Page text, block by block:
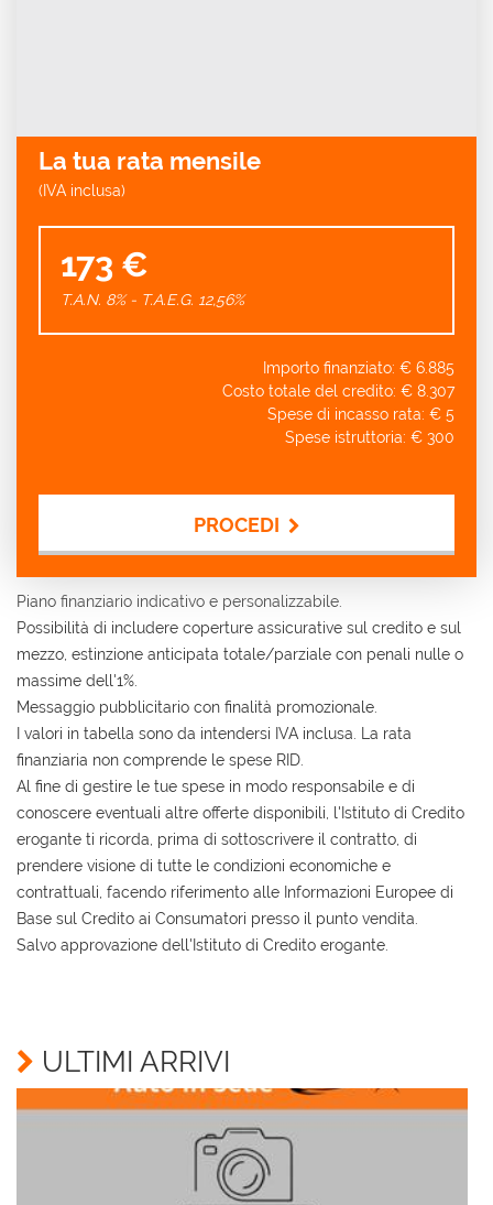
La tua rata mensile
(IVA inclusa)
173 €
T.A.N. 8% - T.A.E.G. 12,56%
Importo finanziato: € 6.885
Costo totale del credito: € 8.307
Spese di incasso rata: € 5
Spese istruttoria: € 300
PROCEDI
Contattaci
Ho letto e accettol'informativa privacy*
Invia la tua richiesta
Piano finanziario indicativo e personalizzabile.
Possibilità di includere coperture assicurative sul credito e sul
mezzo, estinzione anticipata totale/parziale con penali nulle o
massime dell'1%.
Messaggio pubblicitario con finalità promozionale.
I valori in tabella sono da intendersi IVA inclusa. La rata
finanziaria non comprende le spese RID.
Al fine di gestire le tue spese in modo responsabile e di
conoscere eventuali altre offerte disponibili, l'Istituto di Credito
erogante ti ricorda, prima di sottoscrivere il contratto, di
prendere visione di tutte le condizioni economiche e
contrattuali, facendo riferimento alle Informazioni Europee di
Base sul Credito ai Consumatori presso il punto vendita.
Salvo approvazione dell'Istituto di Credito erogante.
ULTIMI ARRIVI